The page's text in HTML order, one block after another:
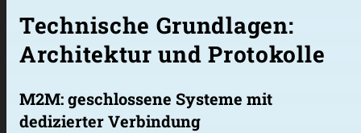
Technische Grundlagen:
Architektur und Protokolle
M2M: geschlossene Systeme mit
dedizierter Verbindung